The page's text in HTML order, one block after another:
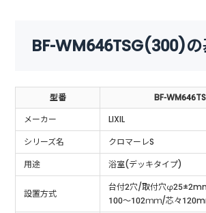
BF-WM646TSG(300)
型番
BF-
メーカー
LIXIL
シリーズ名
クロマーレS
用途
浴室(デッキタイプ)
設置方式
台付2穴/取付穴
100～102ｍｍ/芯々